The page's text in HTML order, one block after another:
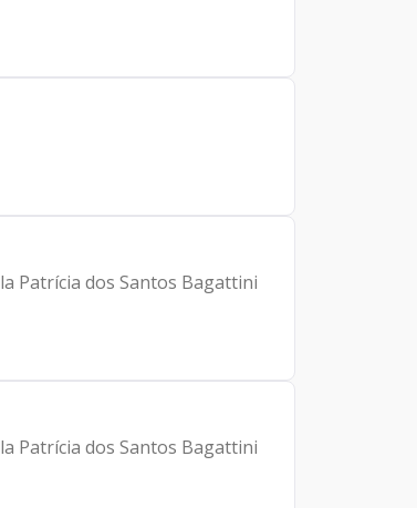
Patrícia dos Santos Bagattini
Patrícia dos Santos Bagattini